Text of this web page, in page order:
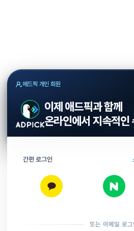
애드픽 개인 회원
이제 애드픽과 함께
온라인에서 지속적인
간편 로그인
또는 이메일 로그